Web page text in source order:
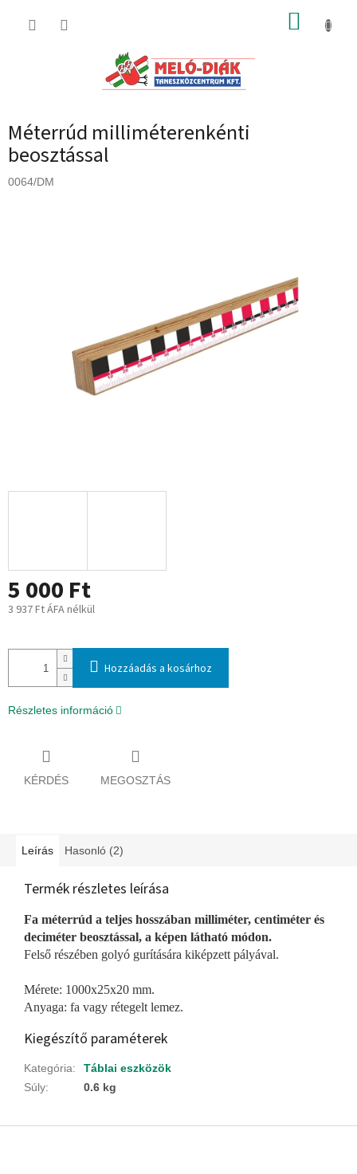
KOSÁR
Méterrúd milliméterenkénti
beosztással
0064/DM
5 000 Ft
3 937 Ft ÁFA nélkül
Hozzáadás a kosárhoz
Részletes információ
KÉRDÉS MEGOSZTÁS
Leírás Hasonló (2)
Termék részletes leírása
Fa méterrúd a teljes hosszában milliméter, centiméter és
deciméter beosztással, a képen látható módon.
Felső részében golyó gurítására kiképzett pályával.
Mérete: 1000x25x20 mm.
Anyaga: fa vagy rétegelt lemez.
Kiegészítő paraméterek
Kategória:
Táblai eszközök
Súly: 0.6 kg
L